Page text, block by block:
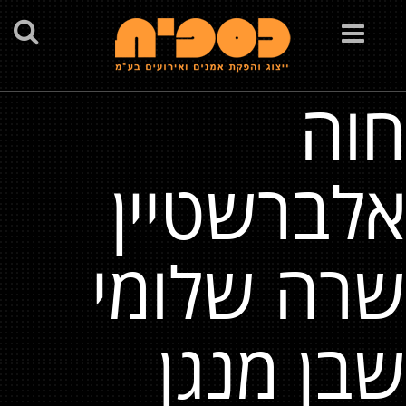
Toggle
navigation
חוה
אלברשטיין
שרה שלומי
שבן מנגן